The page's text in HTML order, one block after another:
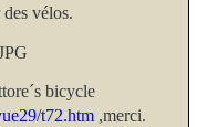
vélos.
bicycle
t72.htm ,merci.